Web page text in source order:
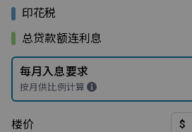
印花税
总贷款额连利息
每月入息要求
按月供比例计算
楼价 $